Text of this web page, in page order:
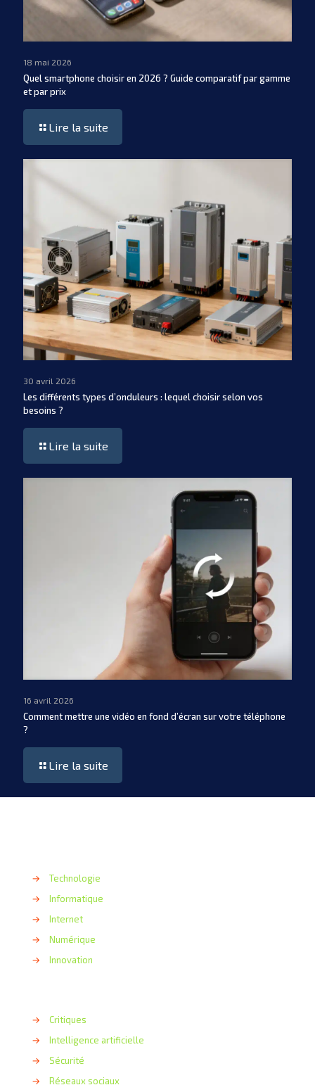
18 mai 2026
Quel smartphone choisir en 2026 ? Guide comparatif par gamme
et par prix
Lire la suite
30 avril 2026
Les différents types d’onduleurs : lequel choisir selon vos
besoins ?
Lire la suite
16 avril 2026
Comment mettre une vidéo en fond d’écran sur votre téléphone
?
Lire la suite
→
Technologie
→
Informatique
→
Internet
→
Numérique
→
Innovation
→
Critiques
→
Intelligence artificielle
→
Sécurité
→
Réseaux sociaux